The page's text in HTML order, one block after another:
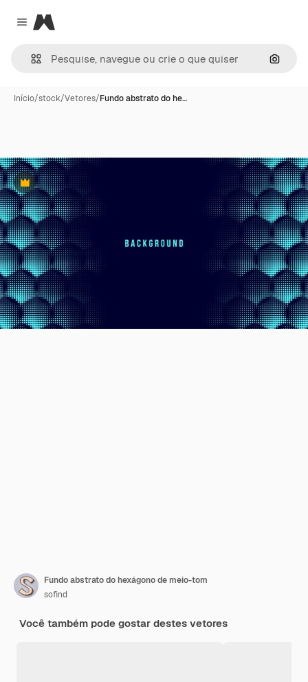
Close menu
Magnific
Início/stock/Vetores/Fundo abstrato do he…
Premium
Fundo abstrato do hexágono de meio-tom
sofind
Você também pode gostar destes vetores